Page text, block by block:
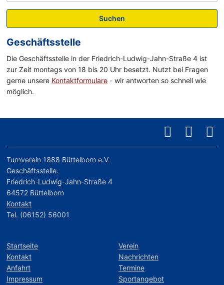
Suchen
Geschäftsstelle
Die Geschäftsstelle in der Friedrich-Ludwig-Jahn-Straße 4 ist
zur Zeit montags von 18 bis 20 Uhr besetzt. Nutzt bei Fragen
gerne unsere Kontaktformulare - wir antworten so schnell wie
möglich.
Turnverein 1888 Büttelborn e.V.
Geschäftsstelle:
Friedrich-Ludwig-Jahn-Straße 4
64572 Büttelborn
Kontakt
Tel. (06152) 56001
Startseite
Kontakt
Anfahrt
Impressum
Verein
Nachrichten
Termine
Sportangebot